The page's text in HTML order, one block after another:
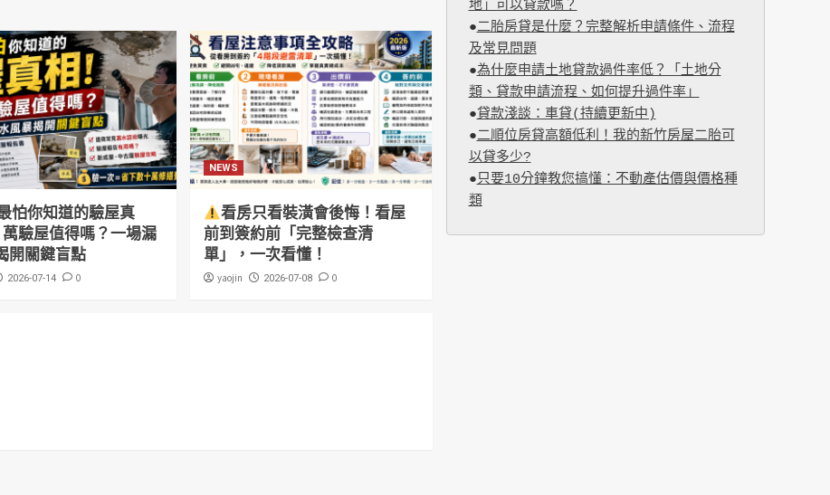
怕你知道的驗屋真
驗屋值得嗎？一場漏
開關鍵盲點
2026-07-14 0
NEWS
看房只看裝潢會後悔！看屋
前到簽約前「完整檢查清
單」，一次看懂！
yaojin 2026-07-08 0
地」可以貸款嗎？
●二胎房貸是什麼？完整解析申請條件、流程
及常見問題
●為什麼申請土地貸款過件率低？「土地分
類、貸款申請流程、如何提升過件率」
●貸款淺談：車貸(持續更新中)
●二順位房貸高額低利！我的新竹房屋二胎可
以貸多少?
●只要10分鐘教您搞懂：不動產估價與價格種
類